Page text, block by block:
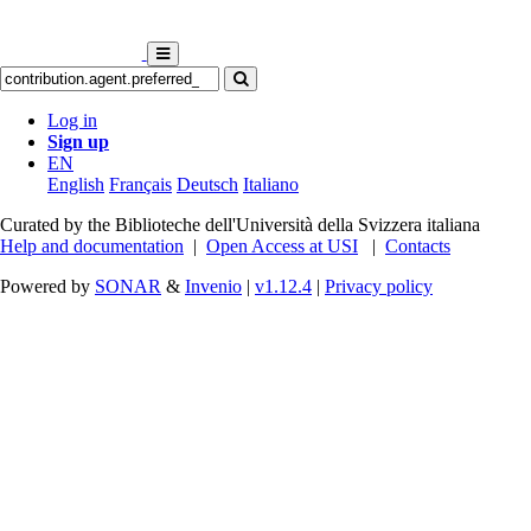
Log in
Sign up
EN
English Français Deutsch Italiano
Curated by the Biblioteche dell'Università della Svizzera italiana
Help and documentation | Open Access at USI | Contacts
Powered by SONAR & Invenio | v1.12.4 | Privacy policy